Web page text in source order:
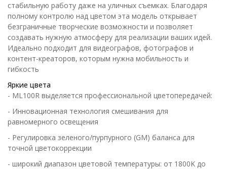
стабильную работу даже на уличных съемках. Благодаря
полному контролю над цветом эта модель открывает
безграничные творческие возможности и позволяет
создавать нужную атмосферу для реализации ваших идей.
Идеально подходит для видеографов, фотографов и
контент-креаторов, которым нужна мобильность и
гибкость
Яркие цвета
- ML100R выделяется профессиональной цветопередачей:
- Инновационная технология смешивания для
равномерного освещения
- Регулировка зеленого/пурпурного (GM) баланса для
точной цветокоррекции
- широкий диапазон цветовой температуры: от 1800K до